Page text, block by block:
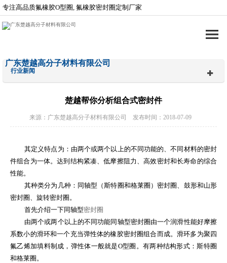
专注高品质氟橡胶O型圈, 氟橡胶密封圈定制厂家
广东楚越高分子材料有限公司
行业新闻
楚越帮你分析组合式密封件
来源：广东楚越高分子材料有限公司 发布时间：2018-07-09
其定义特点为：由两个或两个以上的不同功能的、不同材料的密封
件组合为一体。达到结构紧凑、低摩擦阻力、高效密封和长寿命的综合
性能。
其种类分为几种：同轴型（斯特圈和格莱圈）密封圈、鼓形和山形
密封圈、旋转密封圈。
首先介绍一下同轴型密封圈
由两个或两个以上的不同功能同轴型密封圈由一个润滑性能好摩擦
系数小的滑环和一个充当弹性体的橡胶密封圈组合而成。滑环多为聚四
氟乙烯加填料制成，弹性体一般就是O型圈。有两种结构形式：斯特圈
和格莱圈。